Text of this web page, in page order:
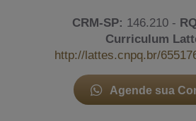
CRM-SP: 146.210 -
Curriculum
http://lattes.cnpq.br/
Agende sua